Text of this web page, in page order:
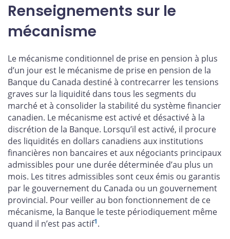
Renseignements sur le
mécanisme
Le mécanisme conditionnel de prise en pension à plus
d’un jour est le mécanisme de prise en pension de la
Banque du Canada destiné à contrecarrer les tensions
graves sur la liquidité dans tous les segments du
marché et à consolider la stabilité du système financier
canadien. Le mécanisme est activé et désactivé à la
discrétion de la Banque. Lorsqu’il est activé, il procure
des liquidités en dollars canadiens aux institutions
financières non bancaires et aux négociants principaux
admissibles pour une durée déterminée d’au plus un
mois. Les titres admissibles sont ceux émis ou garantis
par le gouvernement du Canada ou un gouvernement
provincial. Pour veiller au bon fonctionnement de ce
mécanisme, la Banque le teste périodiquement même
quand il n’est pas actif1.